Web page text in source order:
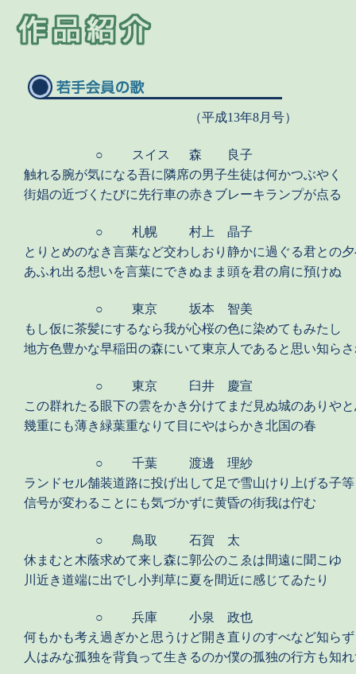
（平成13年8月号）
○ スイス
森 良子
触れる腕が気になる吾に隣席の男子生徒は何かつぶやく
街娼の近づくたびに先行車の赤きブレーキランプが点る
○ 札幌
村上 晶子
とりとめのなき言葉など交わしおり静かに過ぐる君との
あふれ出る想いを言葉にできぬまま頭を君の肩に預けぬ
○ 東京
坂本 智美
もし仮に茶髪にするなら我が心桜の色に染めてもみたし
地方色豊かな早稲田の森にいて東京人であると思い知ら
○ 東京
臼井 慶宣
この群れたる眼下の雲をかき分けてまだ見ぬ城のありや
幾重にも薄き緑葉重なりて目にやはらかき北国の春
○ 千葉
渡邊 理紗
ランドセル舗装道路に投げ出して足で雪山けり上げる子等
信号が変わることにも気づかずに黄昏の街我は佇む
○ 鳥取
石賀 太
休まむと木蔭求めて来し森に郭公のこゑは間遠に聞こゆ
川近き道端に出でし小判草に夏を間近に感じてゐたり
○ 兵庫
小泉 政也
何もかも考え過ぎかと思うけど開き直りのすべなど知らず
人はみな孤独を背負って生きるのか僕の孤独の行方も知